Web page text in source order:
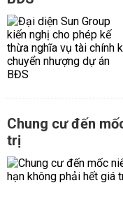
Chung cư đến
trị